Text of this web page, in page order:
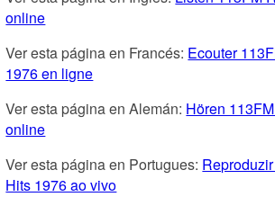
online
Ver esta página en Francés: Ecouter
1976 en ligne
Ver esta página en Alemán: Hören
online
Ver esta página en Portugues:
Hits 1976 ao vivo